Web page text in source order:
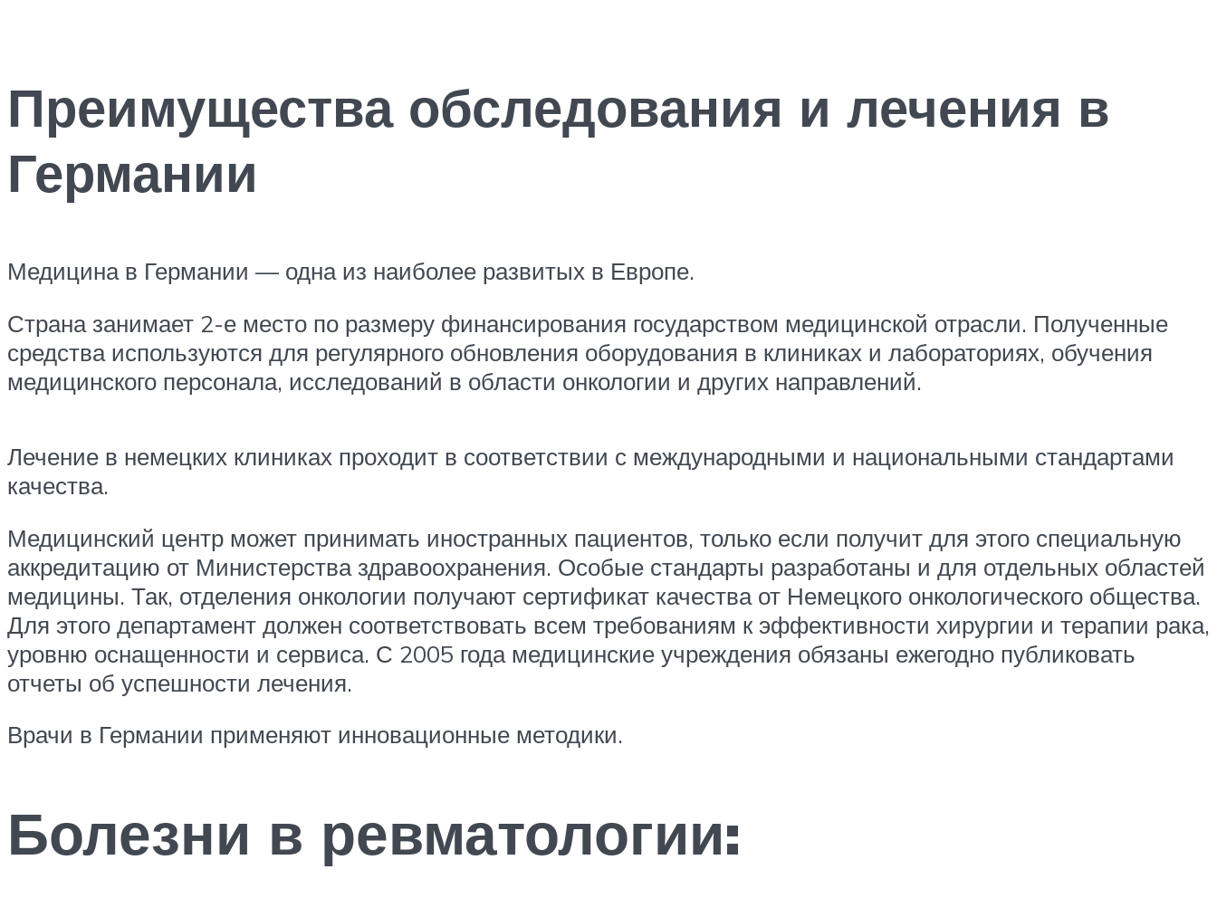
Преимущества обследования и лечения в
Германии
Медицина в Германии — одна из наиболее развитых в Европе.
Страна занимает 2-е место по размеру финансирования государством медицинской отрасли. Полученные
средства используются для регулярного обновления оборудования в клиниках и лабораториях, обучения
медицинского персонала, исследований в области онкологии и других направлений.
Лечение в немецких клиниках проходит в соответствии с международными и национальными стандартами
качества.
Медицинский центр может принимать иностранных пациентов, только если получит для этого специальную
аккредитацию от Министерства здравоохранения. Особые стандарты разработаны и для отдельных областей
медицины. Так, отделения онкологии получают сертификат качества от Немецкого онкологического общества.
Для этого департамент должен соответствовать всем требованиям к эффективности хирургии и терапии рака,
уровню оснащенности и сервиса. С 2005 года медицинские учреждения обязаны ежегодно публиковать
отчеты об успешности лечения.
Врачи в Германии применяют инновационные методики.
Болезни в ревматологии: